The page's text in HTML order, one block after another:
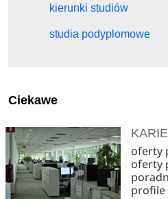
kierunki studiów
studia podyplomowe
Ciekawe
oferty
oferty
profile